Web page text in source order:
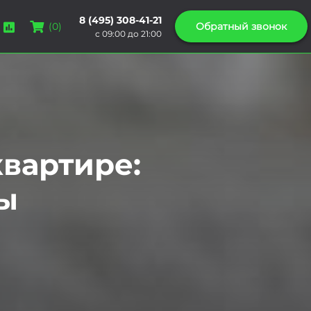
(0)
8 (495) 308-41-21
с 09:00 до 21:00
Обратный звонок